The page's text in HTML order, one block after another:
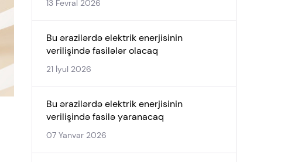
13 Fevral 2026
Bu ərazilərdə elektrik enerjisinin
verilişində fasilələr olacaq
21 İyul 2026
Bu ərazilərdə elektrik enerjisinin
verilişində fasilə yaranacaq
07 Yanvar 2026